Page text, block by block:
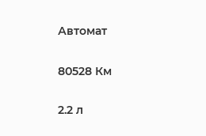
Автомат
80528 Км
2.2 л